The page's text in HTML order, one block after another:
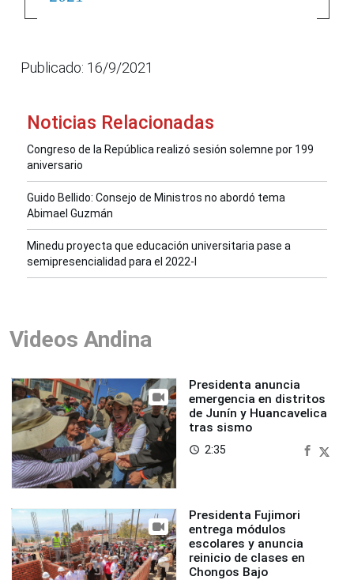
Publicado: 16/9/2021
Noticias Relacionadas
Congreso de la República realizó sesión solemne por 199
aniversario
Guido Bellido: Consejo de Ministros no abordó tema
Abimael Guzmán
Minedu proyecta que educación universitaria pase a
semipresencialidad para el 2022-I
Videos Andina
Presidenta anuncia
emergencia en distritos
de Junín y Huancavelica
tras sismo
access_time 2:35
Presidenta Fujimori
entrega módulos
escolares y anuncia
reinicio de clases en
Chongos Bajo